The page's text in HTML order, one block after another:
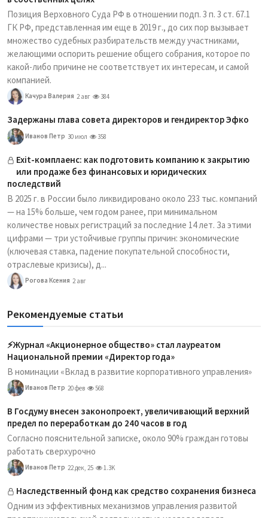
Позиция Верховного Суда РФ в отношении подп. 3 п. 3 ст. 67.1
ГК РФ, представленная им еще в 2019 г., до сих пор вызывает
множество судебных разбирательств между участниками,
желающими оспорить решение общего собрания, которое по
какой-либо причине не соответствует их интересам, и самой
компанией.
Качура Валерия 2 авг 384
Задержаны глава совета директоров и гендиректор Эфко
Иванов Петр 30 июл 358
Exit-комплаенс: как подготовить компанию к закрытию
или продаже без финансовых и юридических
последствий
В 2025 г. в России было ликвидировано около 233 тыс. компаний
— на 15% больше, чем годом ранее, при минимальном
количестве новых регистраций за последние 14 лет. За этими
цифрами — три устойчивые группы причин: экономические
(ключевая ставка, падение покупательной способности,
отраслевые кризисы), д...
Рогова Ксения 2 авг
Рекомендуемые статьи
⚡️Журнал «Акционерное общество» стал лауреатом
Национальной премии «Директор года»
В номинации «Вклад в развитие корпоративного управления»
Иванов Петр 20 фев 568
В Госдуму внесен законопроект, увеличивающий верхний
предел по переработкам до 240 часов в год
Согласно пояснительной записке, около 90% граждан готовы
работать сверхурочно
Иванов Петр 22 дек, 25 1.3K
Наследственный фонд как средство сохранения бизнеса
Одним из эффективных механизмов управления развитой